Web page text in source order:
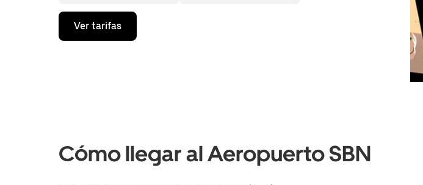
Presiona
flecha
una
fecha.
Ver tarifas
Cómo llegar al Aeropuerto SBN